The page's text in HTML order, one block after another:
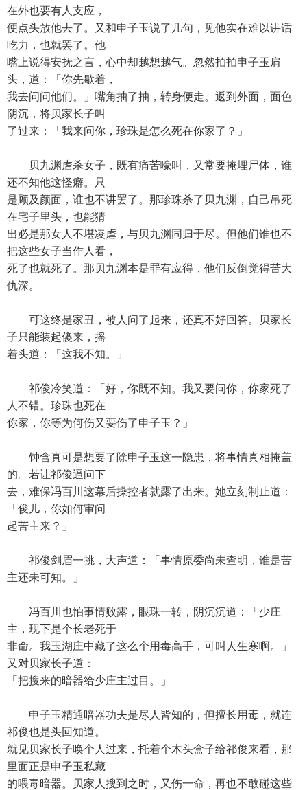
在外也要有人支应，
便点头放他去了。又和申子玉说了几句，见他实在难以讲话
吃力，也就罢了。他
嘴上说得安抚之言，心中却越想越气。忽然拍拍申子玉肩
头，道：「你先歇着，
我去问问他们。」嘴角抽了抽，转身便走。返到外面，面色
阴沉，将贝家长子叫
了过来：「我来问你，珍珠是怎么死在你家了？」
贝九渊虐杀女子，既有痛苦嚎叫，又常要掩埋尸体，谁
还不知他这怪癖。只
是顾及颜面，谁也不讲罢了。那珍珠杀了贝九渊，自己吊死
在宅子里头，也能猜
出必是那女人不堪凌虐，与贝九渊同归于尽。但他们谁也不
把这些女子当作人看，
死了也就死了。那贝九渊本是罪有应得，他们反倒觉得苦大
仇深。
可这终是家丑，被人问了起来，还真不好回答。贝家长
子只能装起傻来，摇
着头道：「这我不知。」
祁俊冷笑道：「好，你既不知。我又要问你，你家死了
人不错。珍珠也死在
你家，你等为何伤又要伤了申子玉？」
钟含真可是想要了除申子玉这一隐患，将事情真相掩盖
的。若让祁俊逼问下
去，难保冯百川这幕后操控者就露了出来。她立刻制止道：
「俊儿，你如何审问
起苦主来？」
祁俊剑眉一挑，大声道：「事情原委尚未查明，谁是苦
主还未可知。」
冯百川也怕事情败露，眼珠一转，阴沉沉道：「少庄
主，现下是个长老死于
非命。我玉湖庄中藏了这么个用毒高手，可叫人生寒啊。」
又对贝家长子道：
「把搜来的暗器给少庄主过目。」
申子玉精通暗器功夫是尽人皆知的，但擅长用毒，就连
祁俊也是头回知道。
就见贝家长子唤个人过来，托着个木头盒子给祁俊来看，那
里面正是申子玉私藏
的喂毒暗器。贝家人搜到之时，又伤一命，再也不敢碰这些